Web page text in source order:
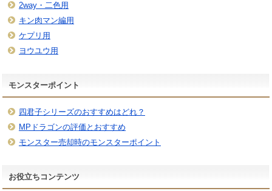
2way・二色用
キン肉マン編用
ケプリ用
ヨウユウ用
モンスターポイント
四君子シリーズのおすすめはどれ？
MPドラゴンの評価とおすすめ
モンスター売却時のモンスターポイント
お役立ちコンテンツ